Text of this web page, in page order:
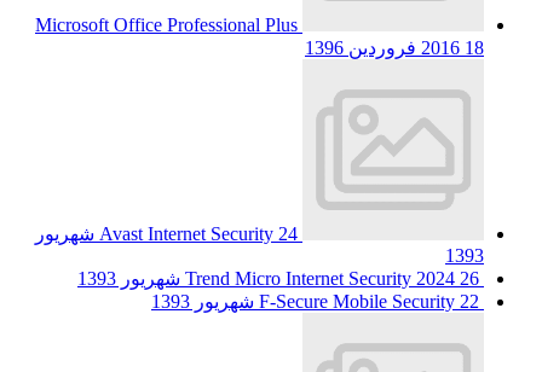
Microsoft Office Professional Plus
2016 18 فروردین 1396
Avast Internet Security 24 شهریور
1393
Trend Micro Internet Security 2024 26 شهریور 1393
F-Secure Mobile Security 22 شهریور 1393